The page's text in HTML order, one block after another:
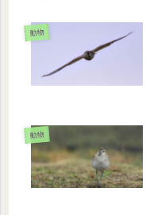
動物
動物